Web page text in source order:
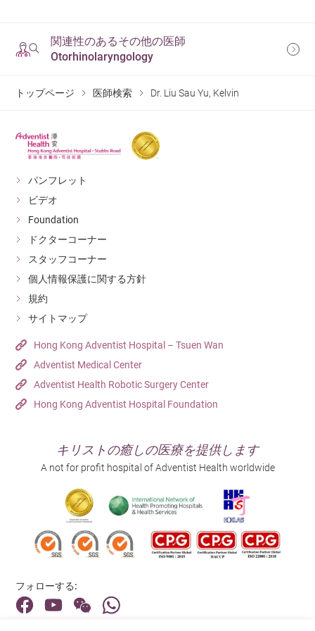
関連性のあるその他の医師
Otorhinolaryngology
トップページ 医師検索 Dr. Liu Sau Yu, Kelvin
パンフレット
ビデオ
Foundation
ドクターコーナー
スタッフコーナー
個人情報保護に関する方針
規約
サイトマップ
Hong Kong Adventist Hospital – Tsuen Wan
Adventist Medical Center
Adventist Health Robotic Surgery Center
Hong Kong Adventist Hospital Foundation
キリストの癒しの医療を提供します
A not for profit hospital of Adventist Health worldwide
フォローする: